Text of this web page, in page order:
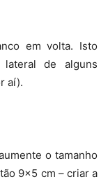
em volta. Isto
lateral de alguns
aí).
o tamanho
9×5 cm – criar a